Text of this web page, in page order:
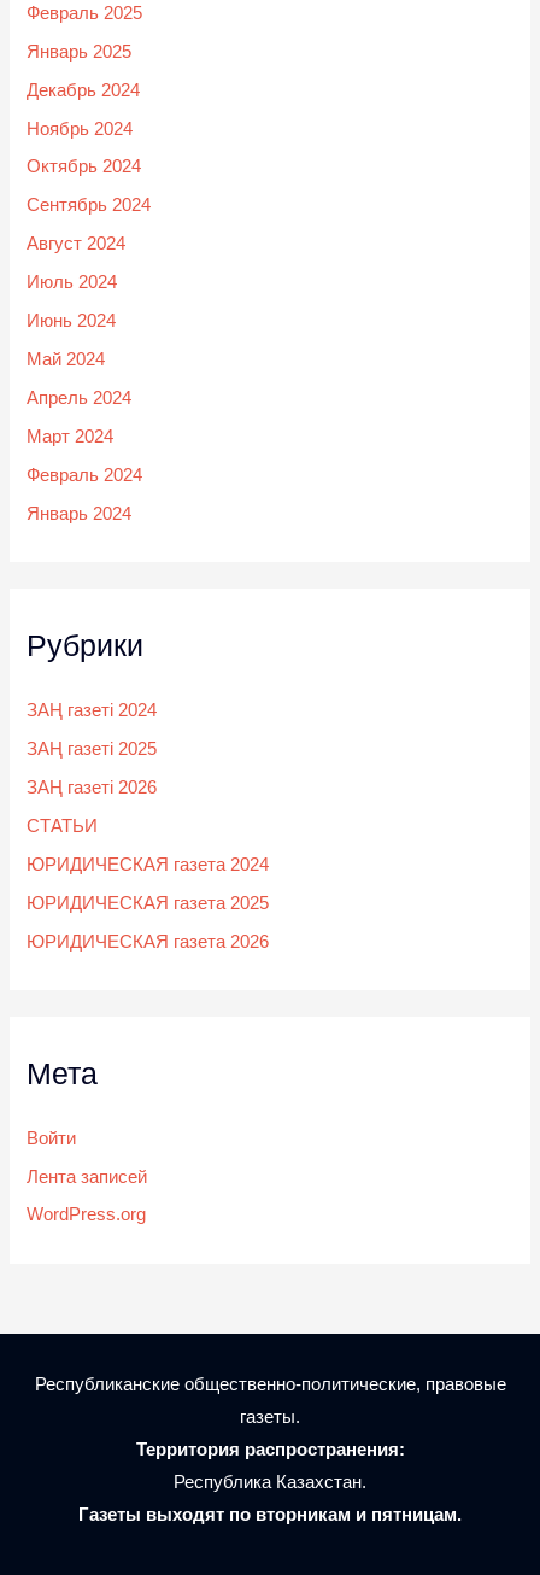
Февраль 2025
Январь 2025
Декабрь 2024
Ноябрь 2024
Октябрь 2024
Сентябрь 2024
Август 2024
Июль 2024
Июнь 2024
Май 2024
Апрель 2024
Март 2024
Февраль 2024
Январь 2024
Рубрики
ЗАҢ газеті 2024
ЗАҢ газеті 2025
ЗАҢ газеті 2026
СТАТЬИ
ЮРИДИЧЕСКАЯ газета 2024
ЮРИДИЧЕСКАЯ газета 2025
ЮРИДИЧЕСКАЯ газета 2026
Мета
Войти
Лента записей
WordPress.org
Республиканские общественно-политические, правовые
газеты.
Территория распространения:
Республика Казахстан.
Газеты выходят по вторникам и пятницам.